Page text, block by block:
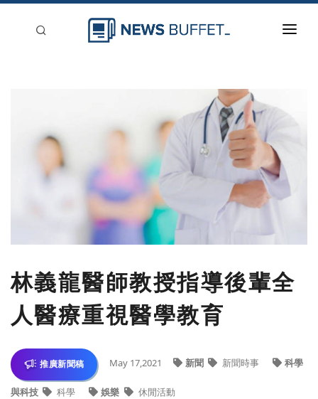
林義龍醫師教授指導後輩全
人醫療重視醫學教育
推廣新聞稿 May 17,2021 新聞 新聞時事 科學
與科技 科學 娛樂 休閒活動